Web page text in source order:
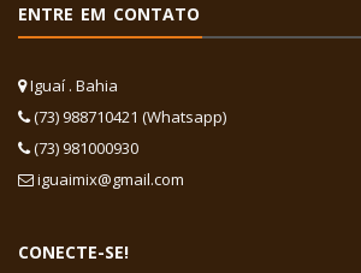
ENTRE EM CONTATO
Iguaí . Bahia
(73) 988710421 (Whatsapp)
(73) 981000930
iguaimix@gmail.com
CONECTE-SE!